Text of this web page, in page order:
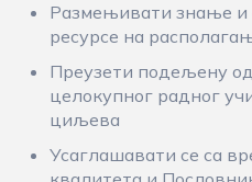
Размењивати знање и
ресурсе на
Преузети подељену
целокупног радног
циљева
Усаглашавати се са